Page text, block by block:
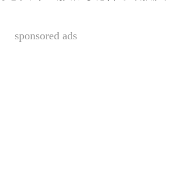
sponsored ads